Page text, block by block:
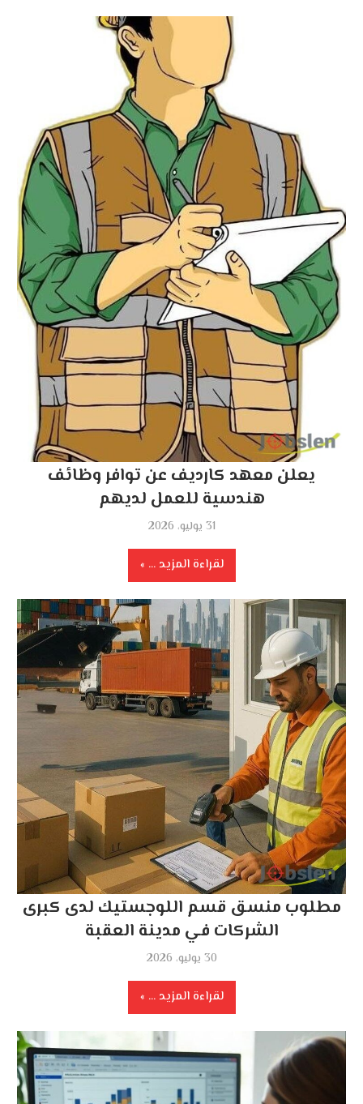
يعلن معهد كارديف عن توافر وظائف
هندسية للعمل لديهم
31 يوليو، 2026
لقراءة المزيد ...
مطلوب منسق قسم اللوجستيك لدى كبرى
الشركات في مدينة العقبة
30 يوليو، 2026
لقراءة المزيد ...